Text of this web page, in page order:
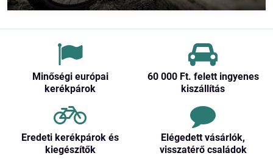
Minőségi európai
kerékpárok
60 000 Ft​. felett ingyenes
kiszállítás
Eredeti kerékpárok és
kiegészítők
Elégedett vásárlók,
visszatérő családok